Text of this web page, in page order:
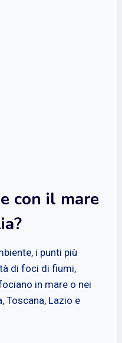
con il mare
i punti più
di foci di fiumi,
in mare o nei
Toscana, Lazio e